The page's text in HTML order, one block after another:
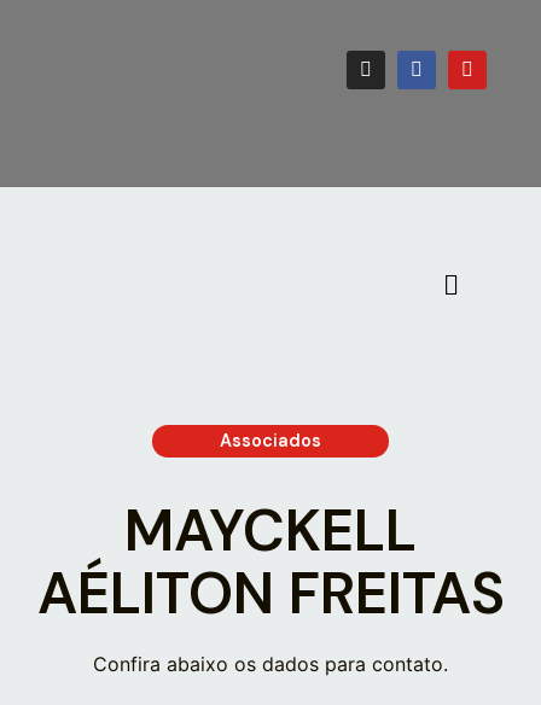
Associados
MAYCKELL
AÉLITON FREITAS
Confira abaixo os dados para contato.